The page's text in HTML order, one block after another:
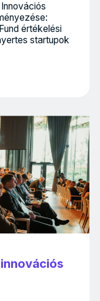
értékelési
startupok